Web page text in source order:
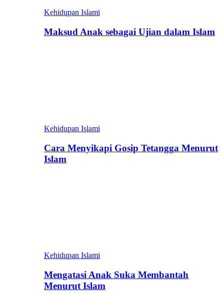
Kehidupan Islami
Maksud Anak sebagai Ujian dalam Islam
Kehidupan Islami
Cara Menyikapi Gosip Tetangga Menurut
Islam
Kehidupan Islami
Mengatasi Anak Suka Membantah
Menurut Islam